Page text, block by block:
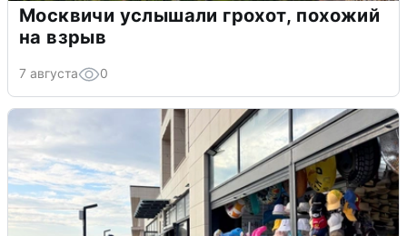
Москвичи услышали грохот, похожий
на взрыв
7 августа 0